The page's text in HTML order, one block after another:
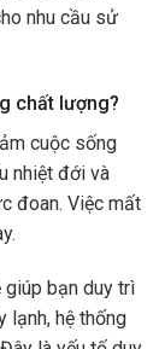
nhu cầu sử
chất lượng?
cuộc sống
nhiệt đới và
đoan. Việc mất
bạn duy trì
lạnh, hệ thống